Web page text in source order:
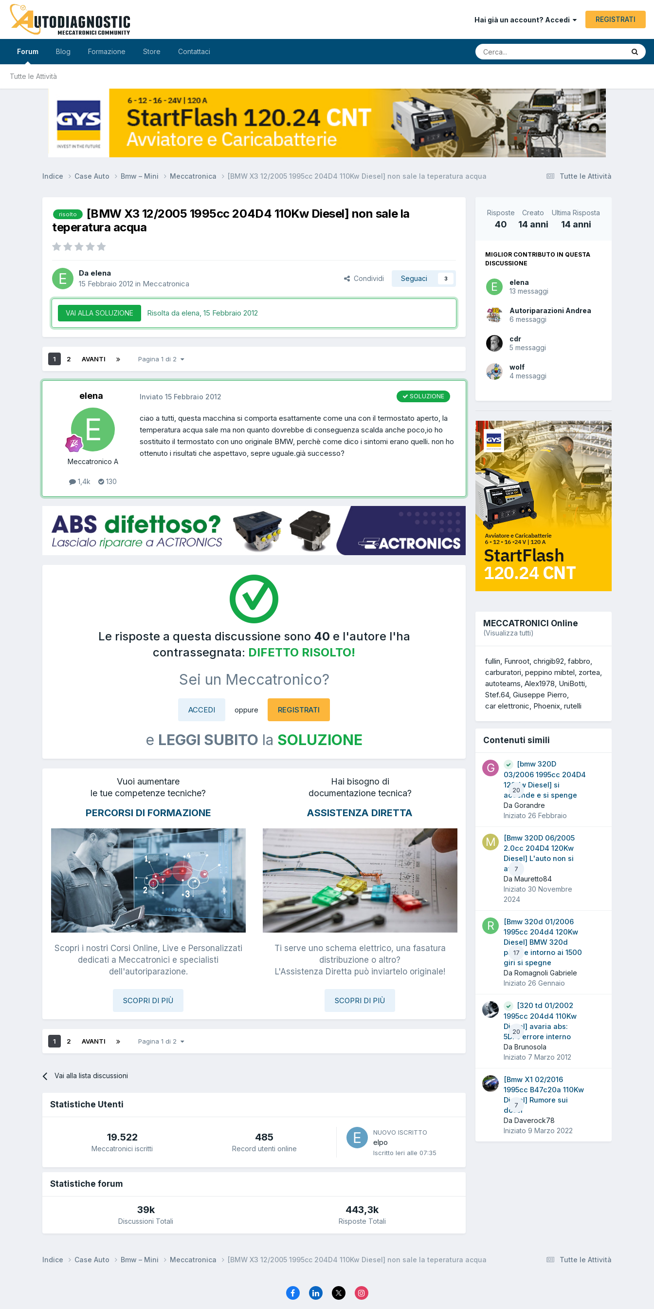
Hai già un account? Accedi REGISTRATI
Forum
Tutte le Attività
Blog Formazione Store Contattaci
Tutte le Attività
Indice Case Auto Bmw – Mini Meccatronica [BMW X3 12/2005 1995cc 204D4 110Kw Diesel] non sale la teperatura acqua
risolto
[BMW X3 12/2005 1995cc 204D4 110Kw Diesel] non sale la
teperatura acqua
Da elena
15 Febbraio 2012 in Meccatronica
Condividi Seguaci 3
VAI ALLA SOLUZIONE Risolta da elena, 15 Febbraio 2012
1 2 AVANTI Pagina 1 di 2
elena
Meccatronico A
1,4k 130
SOLUZIONE
Inviato 15 Febbraio 2012
ciao a tutti, questa macchina si comporta esattamente come una con il termostato aperto, la
temperatura acqua sale ma non quanto dovrebbe di conseguenza scalda anche poco,io ho
sostituito il termostato con uno originale BMW, perchè come dico i sintomi erano quelli. non ho
ottenuto i risultati che aspettavo, sepre uguale.già successo?
Le risposte a questa discussione sono 40 e l'autore l'ha
contrassegnata: DIFETTO RISOLTO!
Sei un Meccatronico?
ACCEDI oppure REGISTRATI
e LEGGI SUBITO la SOLUZIONE
Vuoi aumentare
le tue competenze tecniche?
PERCORSI DI FORMAZIONE
Scopri i nostri Corsi Online, Live e Personalizzati
dedicati a Meccatronici e specialisti
dell'autoriparazione.
SCOPRI DI PIÙ
Hai bisogno di
documentazione tecnica?
ASSISTENZA DIRETTA
Ti serve uno schema elettrico, una fasatura
distribuzione o altro?
L'Assistenza Diretta può inviartelo originale!
SCOPRI DI PIÙ
1 2 AVANTI Pagina 1 di 2
Vai alla lista discussioni
Statistiche Utenti
19.522
Meccatronici iscritti
485
Record utenti online
NUOVO ISCRITTO
elpo
Iscritto Ieri alle 07:35
Statistiche forum
39k
Discussioni Totali
443,3k
Risposte Totali
Risposte
40
Creato
14 anni
Ultima Risposta
14 anni
MIGLIOR CONTRIBUTO IN QUESTA
DISCUSSIONE
elena
13 messaggi
Autoriparazioni Andrea
6 messaggi
cdr
5 messaggi
wolf
4 messaggi
MECCATRONICI Online
(Visualizza tutti)
fullin Funroot chrigib92 fabbro
carburatori peppino mibtel zortea
autoteams Alex1978 UniBotti
Stef.64 Giuseppe Pierro
car elettronic Phoenix rutelli
Contenuti simili
20
[bmw 320D
03/2006 1995cc 204D4
120Kw Diesel] si
accende e si spenge
Da Gorandre
Iniziato 26 Febbraio
7
[Bmw 320D 06/2005
2.0cc 204D4 120Kw
Diesel] L'auto non si
avvia
Da Mauretto84
Iniziato 30 Novembre
2024
17
[Bmw 320d 01/2006
1995cc 204d4 120Kw
Diesel] BMW 320d
parte e intorno ai 1500
giri si spegne
Da Romagnoli Gabriele
Iniziato 26 Gennaio
20
[320 td 01/2002
1995cc 204d4 110Kw
Diesel] avaria abs:
5DF5 errore interno
Da Brunosola
Iniziato 7 Marzo 2012
7
[Bmw X1 02/2016
1995cc B47c20a 110Kw
Diesel] Rumore sui
dossi
Da Daverock78
Iniziato 9 Marzo 2022
Tutte le Attività
Indice Case Auto Bmw – Mini Meccatronica [BMW X3 12/2005 1995cc 204D4 110Kw Diesel] non sale la teperatura acqua